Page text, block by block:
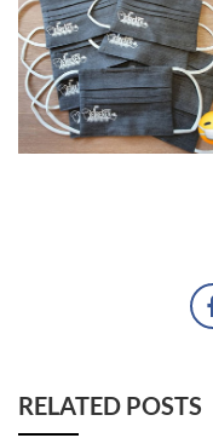
RELATED POSTS